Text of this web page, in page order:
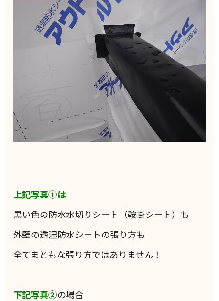
上記写真①は
黒い色の防水水切りシート（鞍掛シート）も
外壁の透湿防水シートの張り方も
全てまともな張り方ではありません！
下記写真②の場合